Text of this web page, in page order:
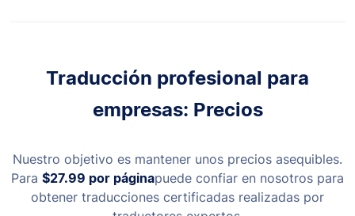
Traducción profesional para
empresas: Precios
Nuestro objetivo es mantener unos precios asequibles.
Para $27.99 por páginapuede confiar en nosotros para
obtener traducciones certificadas realizadas por